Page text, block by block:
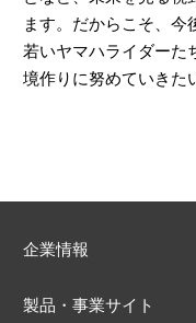
ます。だからこそ、
若いヤマハライダーた
境作りに努めていきた
企業情報
製品・事業サイト